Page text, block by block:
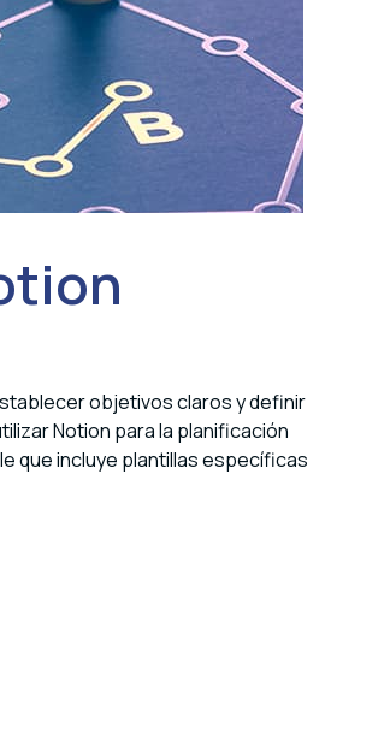
objetivos claros y definir
Notion para la planificación
que incluye plantillas específicas